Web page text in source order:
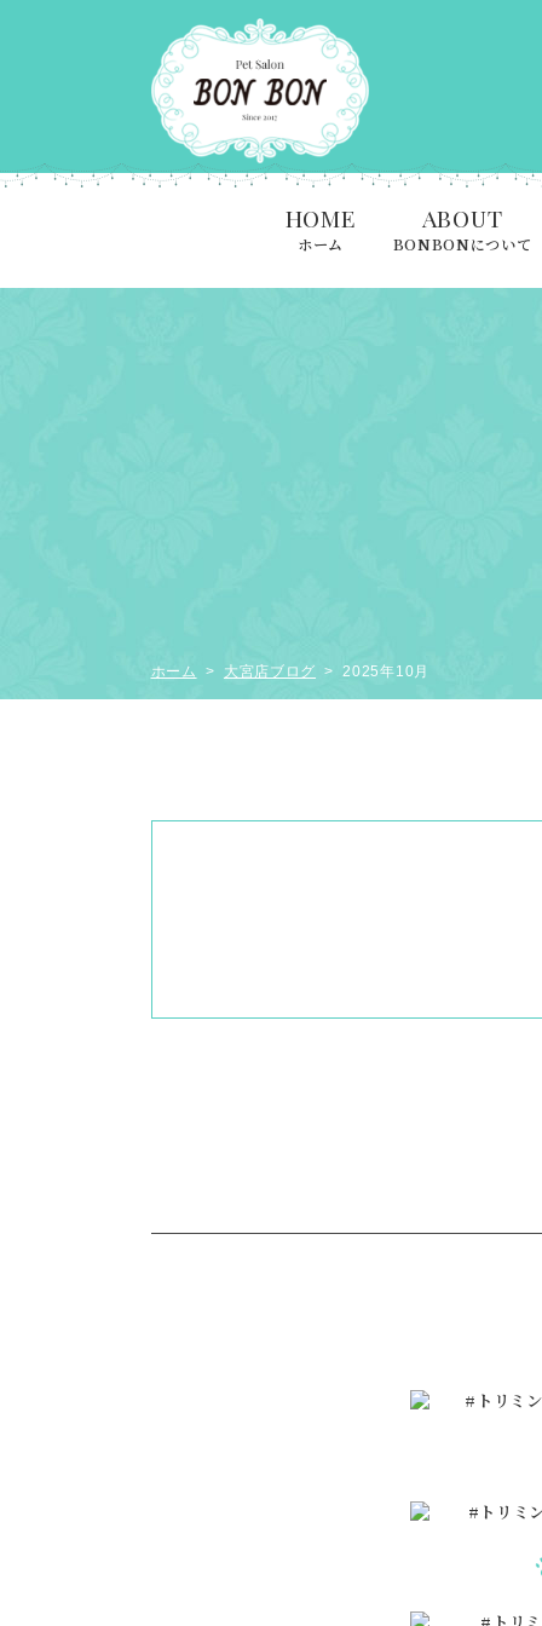
HOME
ホーム
ABOUT
BONBONについて
ホーム > 大宮店ブログ > 2025年10月